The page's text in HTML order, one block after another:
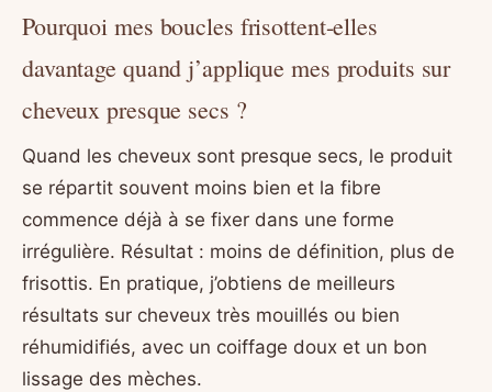
Pourquoi mes boucles frisottent-elles
davantage quand j’applique mes produits sur
cheveux presque secs ?
Quand les cheveux sont presque secs, le produit
se répartit souvent moins bien et la fibre
commence déjà à se fixer dans une forme
irrégulière. Résultat : moins de définition, plus de
frisottis. En pratique, j’obtiens de meilleurs
résultats sur cheveux très mouillés ou bien
réhumidifiés, avec un coiffage doux et un bon
lissage des mèches.